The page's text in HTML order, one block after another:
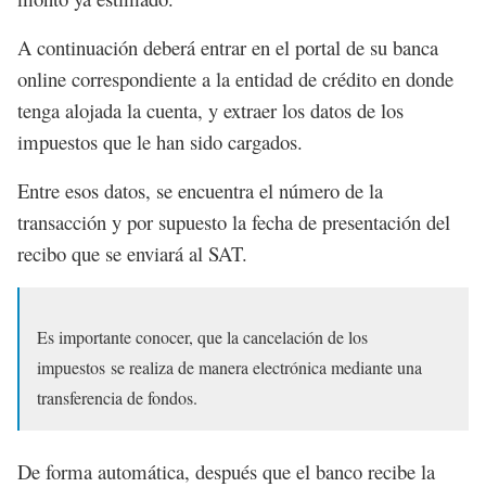
A continuación deberá entrar en el portal de su banca
online correspondiente a la entidad de crédito en donde
tenga alojada la cuenta, y extraer los datos de los
impuestos que le han sido cargados.
Entre esos datos, se encuentra el número de la
transacción y por supuesto la fecha de presentación del
recibo que se enviará al SAT.
Es importante conocer, que la cancelación de los
impuestos se realiza de manera electrónica mediante una
transferencia de fondos.
De forma automática, después que el banco recibe la